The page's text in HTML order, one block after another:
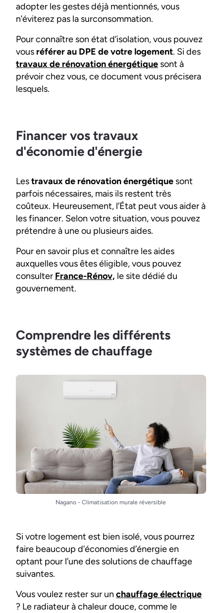
adopter les gestes déjà mentionnés, vous
n’éviterez pas la surconsommation.
Pour connaître son état d’isolation, vous pouvez
vous référer au DPE de votre logement. Si des
travaux de rénovation énergétique sont à
prévoir chez vous, ce document vous précisera
lesquels.
Financer vos travaux
d'économie d'énergie
Lestravaux de rénovation énergétique sont
parfois nécessaires, mais ils restent très
coûteux. Heureusement, l’État peut vous aider à
les financer. Selon votre situation, vous pouvez
prétendre à une ou plusieurs aides.
Pour en savoir plus et connaître les aides
auxquelles vous êtes éligible, vous pouvez
consulter France-Rénov, le site dédié du
gouvernement.
Comprendre les différents
systèmes de chauffage
Nagano - Climatisation murale réversible
Si votre logement est bien isolé, vous pourrez
faire beaucoup d’économies d’énergie en
optant pour l’une des solutions de chauffage
suivantes.
Vous voulez rester sur un chauffage électrique
? Le radiateur à chaleur douce, comme le